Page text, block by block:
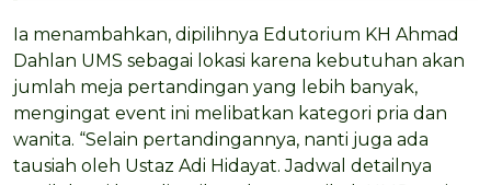
Ia menambahkan, dipilihnya Edutorium KH Ahmad
Dahlan UMS sebagai lokasi karena kebutuhan akan
jumlah meja pertandingan yang lebih banyak,
mengingat event ini melibatkan kategori pria dan
wanita. “Selain pertandingannya, nanti juga ada
tausiah oleh Ustaz Adi Hidayat. Jadwal detailnya